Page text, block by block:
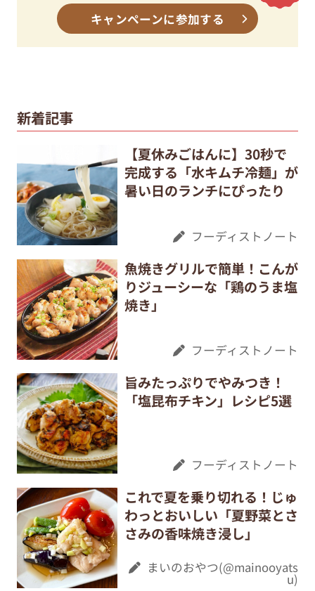
キャンペーンに参加する
新着記事
【夏休みごはんに】30秒で
完成する「水キムチ冷麺」が
暑い日のランチにぴったり
フーディストノート
魚焼きグリルで簡単！こんが
りジューシーな「鶏のうま塩
焼き」
フーディストノート
旨みたっぷりでやみつき！
「塩昆布チキン」レシピ5選
フーディストノート
これで夏を乗り切れる！じゅ
わっとおいしい「夏野菜とさ
さみの香味焼き浸し」
まいのおやつ(@mainooyats
u)